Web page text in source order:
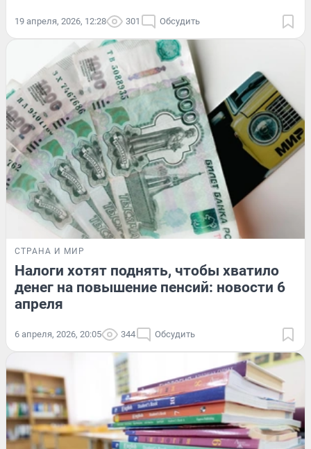
19 апреля, 2026, 12:28 301 Обсудить
СТРАНА И МИР
Налоги хотят поднять, чтобы хватило
денег на повышение пенсий: новости 6
апреля
6 апреля, 2026, 20:05 344 Обсудить